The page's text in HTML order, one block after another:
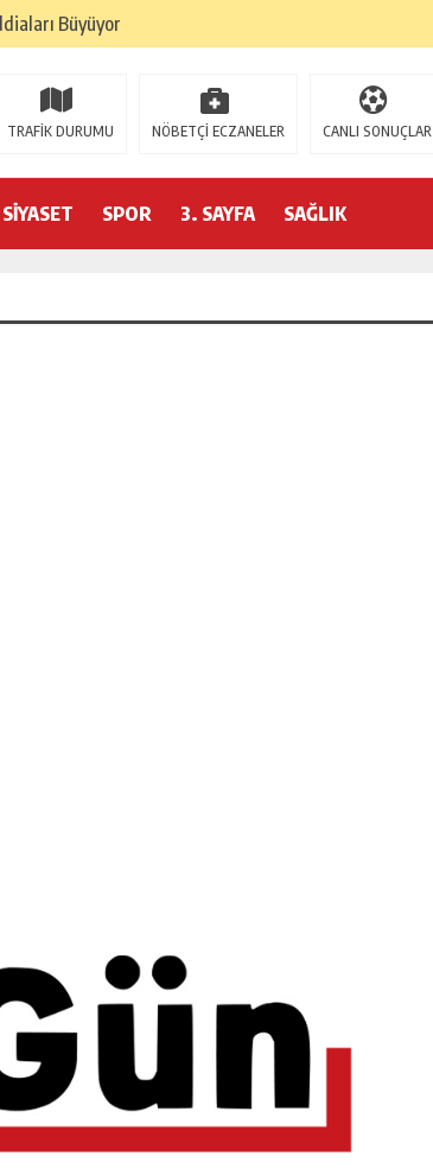
Büyüyor
Yeniden Doğuşudur”
FALYALI İÇİN MESAJ YAYINLADI
TRAFİK DURUMU NÖBETÇİ ECZANELER CANLI SONUÇLAR
SİYASET SPOR 3. SAYFA SAĞLIK